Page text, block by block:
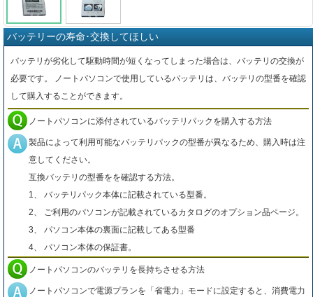
バッテリーの寿命･交換してほしい
バッテリが劣化して駆動時間が短くなってしまった場合は、バッテリの交換が
必要です。 ノートパソコンで使用しているバッテリは、バッテリの型番を確認
して購入することができます。
ノートパソコンに添付されているバッテリパックを購入する方法
製品によって利用可能なバッテリパックの型番が異なるため、購入時は注
意してください。
互換バッテリの型番をを確認する方法。
1、 バッテリパック本体に記載されている型番。
2、 ご利用のパソコンが記載されているカタログのオプション品ページ。
3、 パソコン本体の裏面に記載してある型番
4、 パソコン本体の保証書。
ノートパソコンのバッテリを長持ちさせる方法
ノートパソコンで電源プランを「省電力」モードに設定すると、消費電力